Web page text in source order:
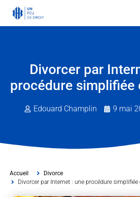
Divorcer par
procédure simplifiée
Edouard Champlin 9 mai
Accueil
Divorce
Divorcer par Internet : une procédure simplifiée